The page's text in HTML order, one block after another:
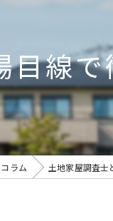
世田谷区の土地
相続
建物
3Dスキャン
目線
コラム 土地家屋調査士